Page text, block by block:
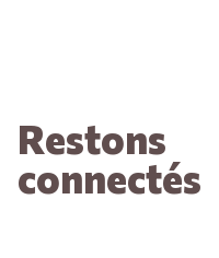
Restons
connectés